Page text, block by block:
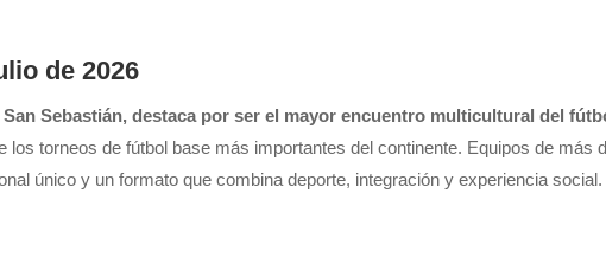
de 2026
Sebastián, destaca por ser el mayor encuentro multicultural del
los torneos de fútbol base más importantes del continente. Equipos de más
único y un formato que combina deporte, integración y experiencia social.